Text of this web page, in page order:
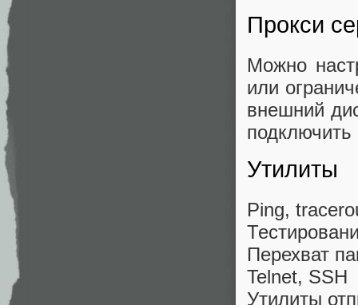
Прокси
Можно
или
внешний
подключить
Утилиты
Ping,
Перехват
Telnet, SSH
Утилиты